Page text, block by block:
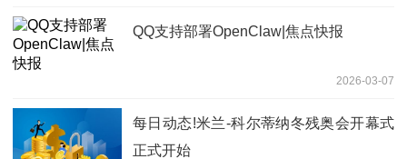
QQ支持部署OpenClaw|焦点快报
2026-03-07
每日动态!米兰-科尔蒂纳冬残奥会开幕式
正式开始